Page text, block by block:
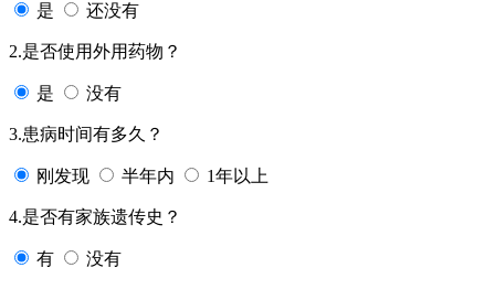
是 还没有
2.是否使用外用药物？
是 没有
3.患病时间有多久？
刚发现 半年内 1年以上
4.是否有家族遗传史？
有 没有